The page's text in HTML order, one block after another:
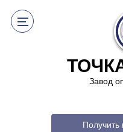
Завод
Получить